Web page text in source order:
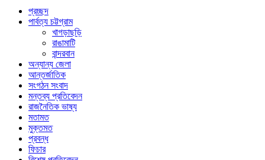
প্রচ্ছদ
পার্বত্য চট্টগ্রাম
খাগড়াছড়ি
রাঙামাটি
বান্দরবান
অন্যান্য জেলা
আন্তর্জাতিক
সংগঠন সংবাদ
মন্তব্য প্রতিবেদন
রাজনৈতিক ভাষ্য
মতামত
মুক্তমত
প্রবন্ধ
ফিচার